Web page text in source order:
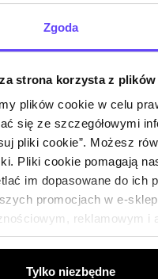
Zgoda
strona korzysta z
plików cookie w celu
się ze szczegółowymi
pliki cookie”. Możesz
Pliki cookie pomagają
im dopasowane do ich
promocjach w e-
reklamowym
lub uzyskanymi podczas
Tylko niezbędne